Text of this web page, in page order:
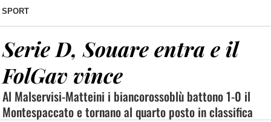
SPORT
Serie D, Souare entra e il
FolGav vince
Al Malservisi-Matteini i biancorossoblù battono 1-0 il
Montespaccato e tornano al quarto posto in classifica